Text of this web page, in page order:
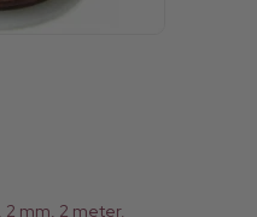
mm, 2 meter.